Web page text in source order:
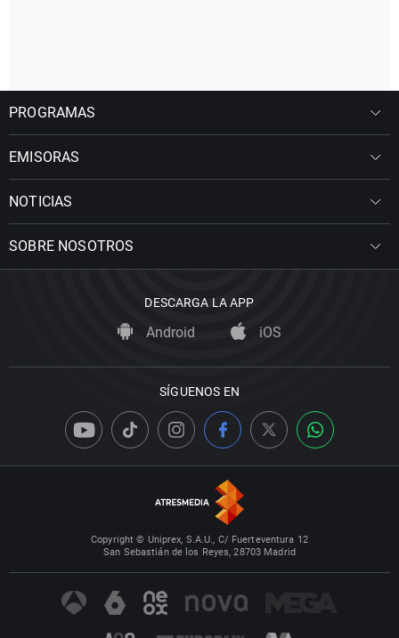
PROGRAMAS
EMISORAS
NOTICIAS
SOBRE NOSOTROS
DESCARGA LA APP
Android iOS
SÍGUENOS EN
Copyright © Uniprex, S.A.U., C/ Fuerteventura 12
San Sebastián de los Reyes, 28703 Madrid